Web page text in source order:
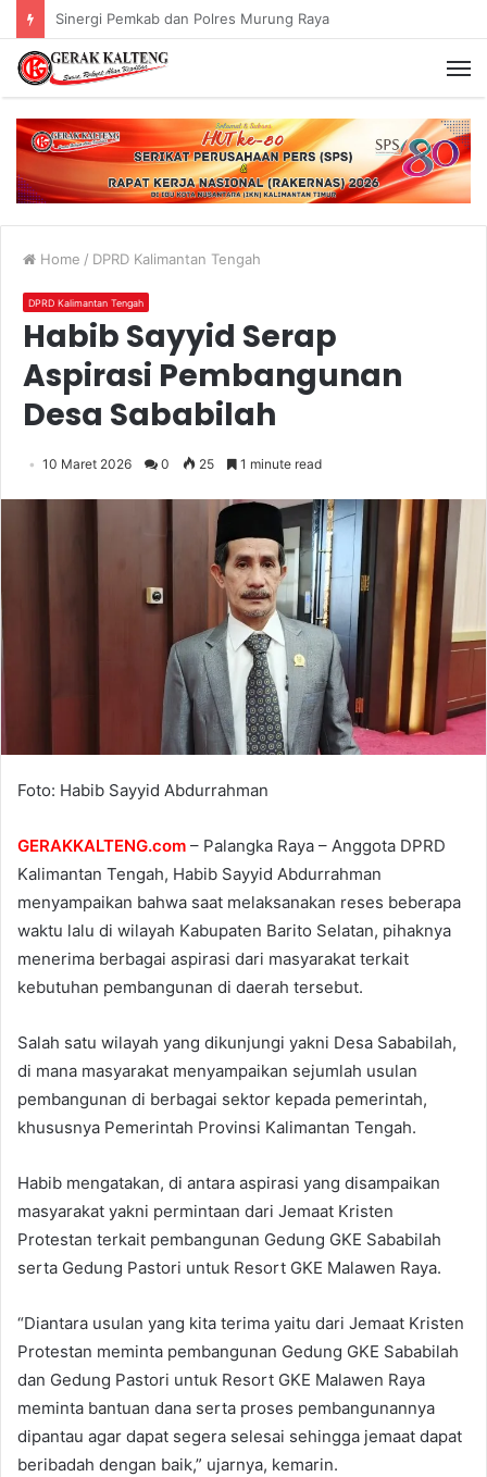
Murung Raya Menangi MTQ Korpri VIII Kalimantan Tengah
Home / DPRD Kalimantan Tengah
DPRD Kalimantan Tengah
Habib Sayyid Serap
Aspirasi Pembangunan
Desa Sababilah
10 Maret 2026 0 25 1 minute read
Foto: Habib Sayyid Abdurrahman
GERAKKALTENG.com – Palangka Raya – Anggota DPRD
Kalimantan Tengah, Habib Sayyid Abdurrahman
menyampaikan bahwa saat melaksanakan reses beberapa
waktu lalu di wilayah Kabupaten Barito Selatan, pihaknya
menerima berbagai aspirasi dari masyarakat terkait
kebutuhan pembangunan di daerah tersebut.
Salah satu wilayah yang dikunjungi yakni Desa Sababilah,
di mana masyarakat menyampaikan sejumlah usulan
pembangunan di berbagai sektor kepada pemerintah,
khususnya Pemerintah Provinsi Kalimantan Tengah.
Habib mengatakan, di antara aspirasi yang disampaikan
masyarakat yakni permintaan dari Jemaat Kristen
Protestan terkait pembangunan Gedung GKE Sababilah
serta Gedung Pastori untuk Resort GKE Malawen Raya.
“Diantara usulan yang kita terima yaitu dari Jemaat Kristen
Protestan meminta pembangunan Gedung GKE Sababilah
dan Gedung Pastori untuk Resort GKE Malawen Raya
meminta bantuan dana serta proses pembangunannya
dipantau agar dapat segera selesai sehingga jemaat dapat
beribadah dengan baik,” ujarnya, kemarin.